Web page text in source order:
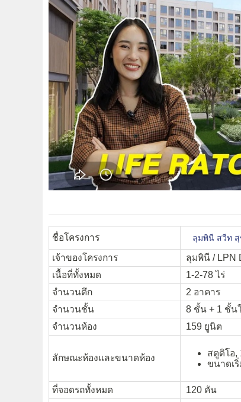
ชื่อโครงการ ลุมพินี สวีท สุ
เจ้าของโครงการ
ลุมพินี / LPN
เนื้อที่ทั้งหมด
1-2-78 ไร่
จำนวนตึก
2 อาคาร
จำนวนชั้น
8 ชั้น + 1 ชั้น
จำนวนห้อง
159 ยูนิต
ลักษณะห้องและขนาดห้อง
สตูดิโอ,
ขนาดเ
ที่จอดรถทั้งหมด
120 คัน